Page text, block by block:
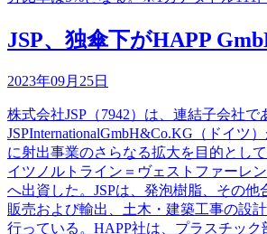
JSP、独傘下がHAPP
2023年09月25日
株式会社JSP（7942）は、連結子会社で
JSPInternationalGmbH&Co.KG（ドイツ
に射出事業のさらなる拡大を目的とし
イツノルトライン＝ヴェストファーレン
へ出資した。JSPは、発泡樹脂、その他
販売および輸出、土木・建築工事の設
行っている。HAPP社は、プラスチック